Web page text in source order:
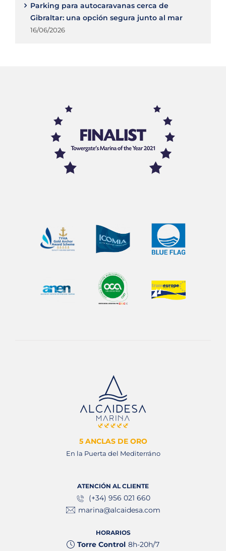
Parking para autocaravanas cerca de
Gibraltar: una opción segura junto al mar
16/06/2026
5 ANCLAS DE ORO
En la Puerta del Mediterráno
ATENCIÓN AL CLIENTE
(+34) 956 021 660
marina@alcaidesa.com
HORARIOS
Torre Control 8h-20h/7